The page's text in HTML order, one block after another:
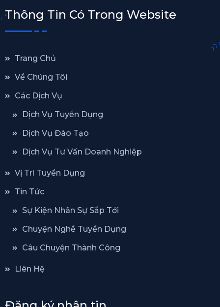
Thông Tin Có Trong Website
Trang Chủ
Về Chúng Tôi
Các Dịch Vụ
Dịch Vụ Tuyển Dụng
Dịch Vụ Đào Tạo
Dịch Vụ Tư Vấn Doanh Nghiệp
Vị Trí Tuyển Dụng
Tin Tức
Sự Kiện Nhân Sự Sắp Tới
Chuyện Nghề Tuyển Dụng
Câu Chuyện Thành Công
Liên Hệ